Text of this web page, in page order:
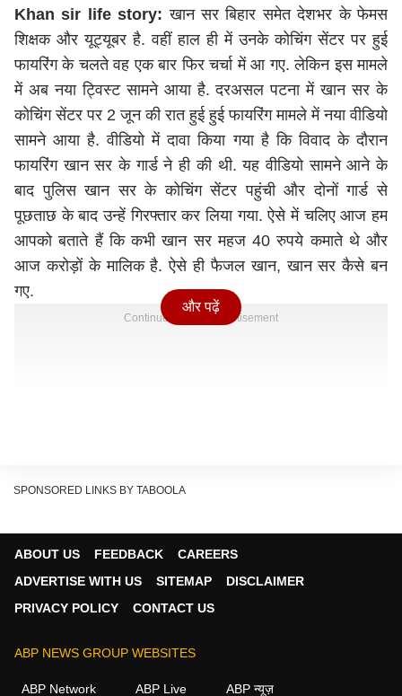
Khan sir life story: खान सर बिहार समेत देशभर के फेमस
शिक्षक और यूट्यूबर है. वहीं हाल ही में उनके कोचिंग सेंटर पर हुई
फायरिंग के चलते वह एक बार फिर चर्चा में आ गए. लेकिन इस मामले
में अब नया ट्विस्ट सामने आया है. दरअसल पटना में खान सर के
कोचिंग सेंटर पर 2 जून की रात हुई हुई फायरिंग मामले में नया वीडियो
सामने आया है. वीडियो में दावा किया गया है कि विवाद के दौरान
फायरिंग खान सर के गार्ड ने ही की थी. यह वीडियो सामने आने के
बाद पुलिस खान सर के कोचिंग सेंटर पहुंची और दोनों गार्ड से
पूछताछ के बाद उन्हें गिरफ्तार कर लिया गया. ऐसे में चलिए आज हम
आपको बताते हैं कि कभी खान सर महज 40 रुपये कमाते थे और
आज करोड़ों के मालिक है. ऐसे ही फैजल खान, खान सर कैसे बन
गए.
Continues below advertisement
और पढ़ें
SPONSORED LINKS BY TABOOLA
ABOUT US FEEDBACK
CAREERS
ADVERTISE WITH US
SITEMAP
DISCLAIMER
PRIVACY POLICY
CONTACT US
ABP NEWS GROUP WEBSITES
ABP Network ABP Live ABP न्यूज़